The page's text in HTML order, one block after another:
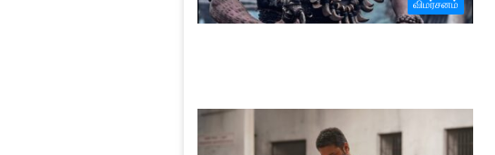
விமர்சனம்